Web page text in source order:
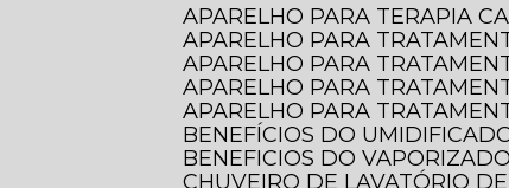
APARELHO PARA TERAPIA
APARELHO PARA
APARELHO PARA
APARELHO PARA
APARELHO PARA
BENEFÍCIOS DO
BENEFICIOS DO
CHUVEIRO DE LAVATÓRIO